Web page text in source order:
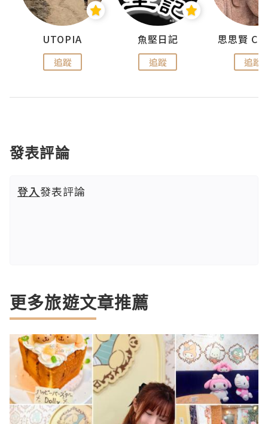
UTOPIA
追蹤
魚堅日記
追蹤 追蹤
發表評論
登入發表評論
更多旅遊文章推薦